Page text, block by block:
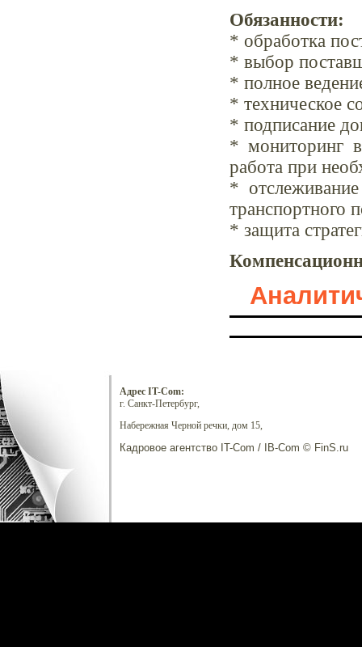
Обязанности:
* обработка
* выбор
* полное
* техническое
* подписание
* мониторинг
работа при
*
транспортного
* защита
Адрес IT-Com:
г. Санкт-Петербург,
Набережная Черной речки, дом 15,
Кадровое агентство IT-Com / IB-Com © FinS.ru